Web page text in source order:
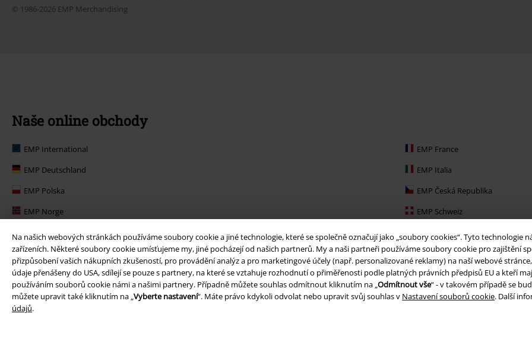
Na našich webových stránkách používáme soubory cookie a jiné technologie, které se společně označují jako „soubory cookies“. Tyto
zařízeních. Některé soubory cookie umísťujeme my, jiné pocházejí od našich partnerů. My a naši partneři používáme soubory cookie pro zajištění
přizpůsobení vašich nákupních zkušeností, pro provádění analýz a pro marketingové účely (např. personalizované reklamy) na naší webové
údaje přenášeny do USA, sdílejí se pouze s partnery, na které se vztahuje rozhodnutí o přiměřenosti podle platných právních předpisů EU a kteří
používáním souborů cookie námi a našimi partnery. Případně můžete souhlas odmítnout kliknutím na „Odmítnout vše“ - v takovém případě se
můžete upravit také kliknutím na „Vyberte nastavení“. Máte právo kdykoli odvolat nebo upravit svůj souhlas v Nastavení souborů cookie. Další
údajů.
© 1986-2026 EMP Merchandising
Naše online obchody
EMP International
EMP France
EMP Deutschland
EMP Italia
EMP Polska
EMP Česká Republika
EMP Norge
EMP Schweiz
EMP Suomi
EMP Ireland
EMP United Kingdom
EMP Sverige
EMP Danmark
Large Nederland
EMP Österreich
EMP Slovensko
Large Belgique